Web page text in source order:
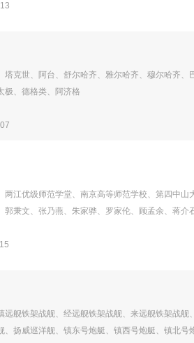
塔克世、阿台、舒尔哈齐、雅尔哈齐、穆尔哈齐
极、德格类、阿济格
两江优级师范学堂、南京高等师范学校、第四中
郭秉文、张乃燕、朱家骅、罗家伦、顾孟余、蒋介
远舰铁架战舰、经远舰铁架战舰、来远舰铁架战
、扬威巡洋舰、镇东号炮艇、镇西号炮艇、镇北号